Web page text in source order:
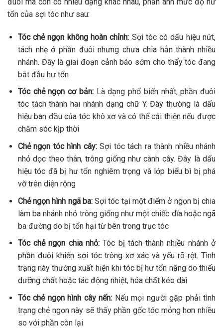
tổn của sợi tóc như sau:
Tóc chẻ ngọn không hoàn chỉnh: Sợi tóc có dấu hiệu nứt,
tách nhẹ ở phần đuôi nhưng chưa chia hẳn thành nhiều
nhánh. Đây là giai đoạn cảnh báo sớm cho thấy tóc đang
bắt đầu hư tổn
Tóc chẻ ngọn cơ bản: Là dạng phổ biến nhất, phần đuôi
tóc tách thành hai nhánh dạng chữ Y. Đây thường là dấu
hiệu ban đầu của tóc khô xơ và có thể cải thiện nếu được
chăm sóc kịp thời
Chẻ ngọn tóc hình cây:Sợi tóc tách ra thành nhiều nhánh
nhỏ dọc theo thân, trông giống như cành cây. Đây là dấu
hiệu tóc đã bị hư tổn nghiêm trọng và lớp biểu bì bị phá
vỡ trên diện rộng
Chẻ ngọn hình ngã ba:Sợi tóc tại một điểm ở ngọn bị chia
làm ba nhánh nhỏ trông giống như một chiếc dĩa hoặc ngã
ba đường do bị tổn hại từ bên trong trục tóc
Tóc chẻ ngọn chia nhỏ:Tóc bị tách thành nhiều nhánh ở
phần đuôi khiến sợi tóc trông xơ xác và yếu rõ rệt. Tình
trạng này thường xuất hiện khi tóc bị hư tổn nặng do thiếu
dưỡng chất hoặc tác động nhiệt, hóa chất kéo dài
Tóc chẻ ngọn hình cây nến: Nếu mọi người gặp phải tình
trạng chẻ ngọn này sẽ thấy phần gốc tóc mỏng hơn nhiều
so với phần còn lại